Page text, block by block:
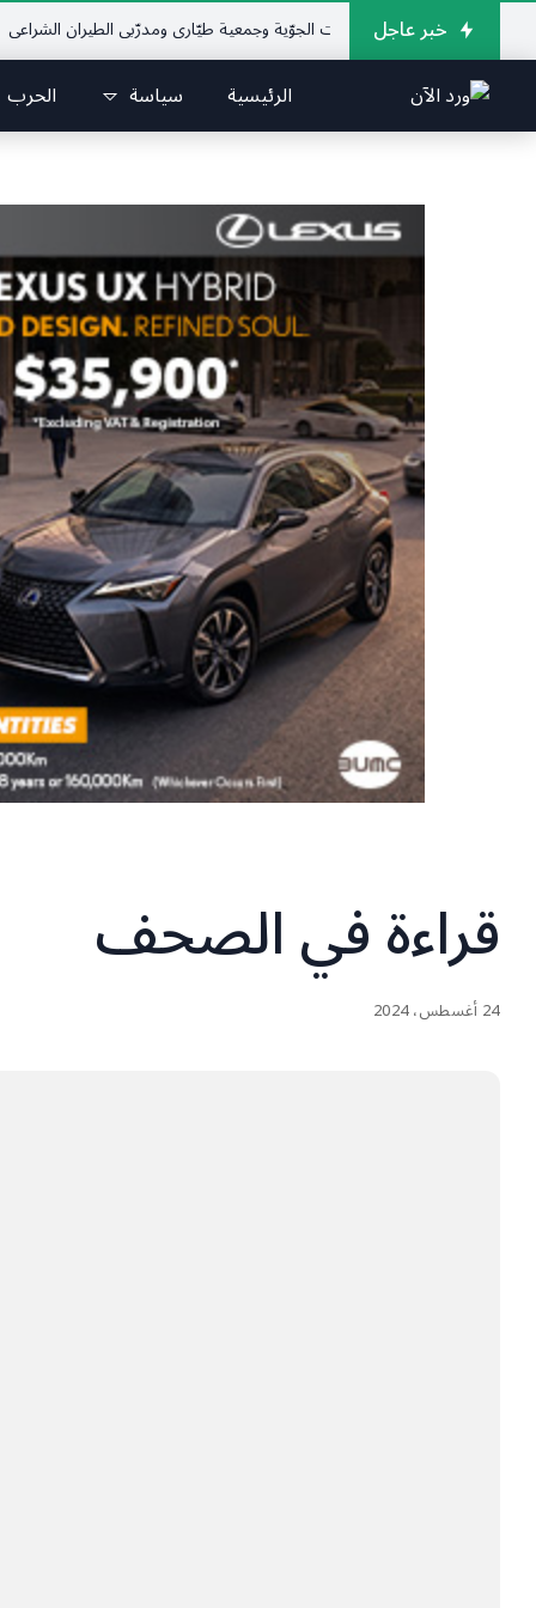
خبر عاجل
اللبناني للرياضات الجوّية وجمعية طيّاري ومدرّبي الطيران الشراعي فريق
الرئيسية سياسة الحرب
قراءة في الصحف
24 أغسطس، 2024